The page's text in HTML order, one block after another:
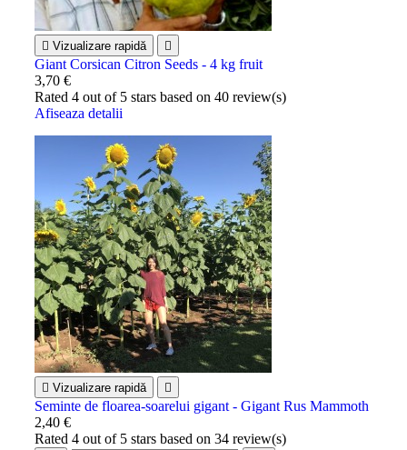
 Vizualizare rapidă 
Giant Corsican Citron Seeds - 4 kg fruit
3,70 €
Rated4 out of 5 stars based on40 review(s)
Afiseaza detalii
 Vizualizare rapidă 
Seminte de floarea-soarelui gigant - Gigant Rus Mammoth
2,40 €
Rated4 out of 5 stars based on34 review(s)